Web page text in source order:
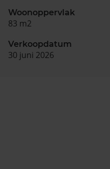
Woonoppervlak
83 m2
Verkoopdatum
30 juni 2026